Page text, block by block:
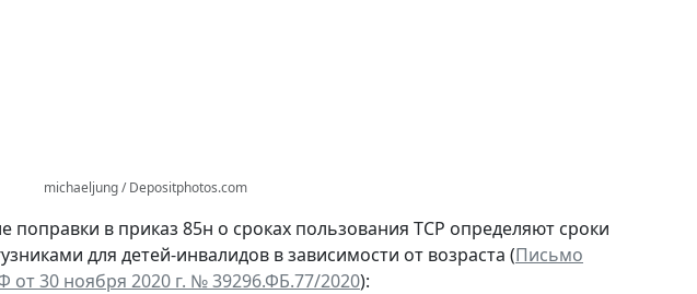
michaeljung / Depositphotos.com
поправки в приказ 85н о сроках пользования ТСР определяют сроки
для детей-инвалидов в зависимости от возраста (Письмо
30 ноября 2020 г. № 39296.ФБ.77/2020):